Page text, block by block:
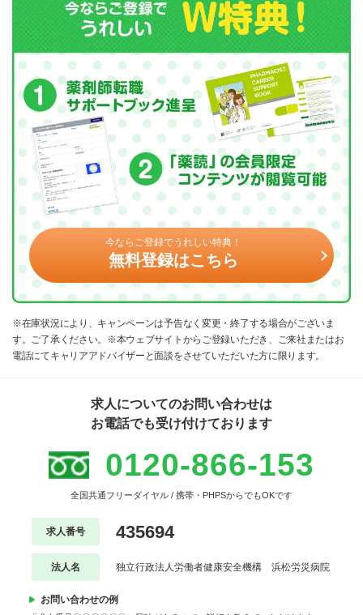
今ならご登録でうれしい特典！
無料登録はこちら
※在庫状況により、キャンペーンは予告なく変更・終了する場合がございま
す。ご了承ください。※本ウェブサイトからご登録いただき、ご来社またはお
電話にてキャリアアドバイザーと面談をさせていただいた方に限ります。
求人についてのお問い合わせは
お電話でも受け付けております
0120-866-153
全国共通フリーダイヤル / 携帯・PHPSからでもOKです
求人番号 435694
法人名 独立行政法人労働者健康安全機構 浜松労災病院
お問い合わせの例